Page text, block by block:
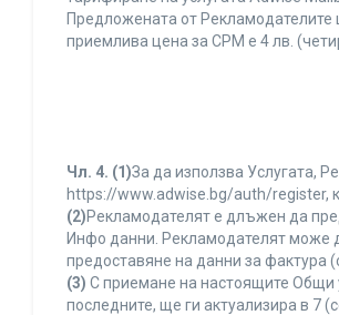
Предложената от
приемлива цена за CPM е 4 лв.
Чл. 4. (1)За да използва Услугата,
https://www.adwise.bg/auth/register,
(2)Рекламодателят е длъжен да
Инфо данни. Рекламодателят може
предоставяне на данни за фактура
(3) С приемане на настоящите Общи
последните, ще ги актуализира в 7